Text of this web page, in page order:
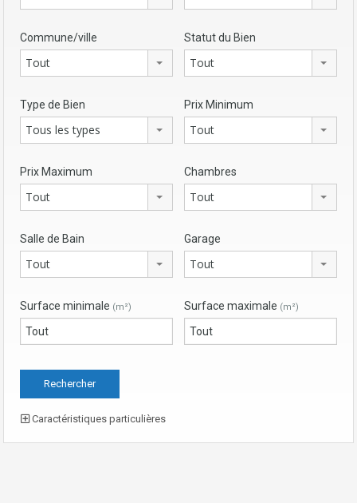
Commune/ville
Tout
Statut du Bien
Tout
Type de Bien
Tous les types
Prix Minimum
Tout
Prix Maximum
Tout
Chambres
Tout
Salle de Bain
Tout
Garage
Tout
Surface minimale (m²) Surface maximale (m²)
Caractéristiques particulières